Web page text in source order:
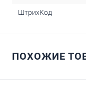
ШтрихКод
ПОХОЖИЕ